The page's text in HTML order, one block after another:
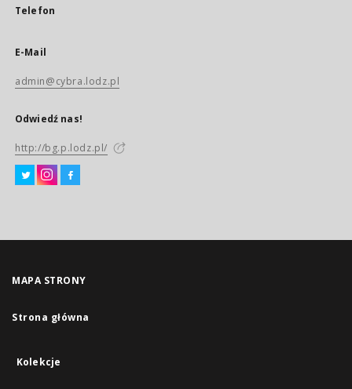
Telefon
E-Mail
admin@cybra.lodz.pl
Odwiedź nas!
http://bg.p.lodz.pl/
MAPA STRONY
Strona główna
Kolekcje